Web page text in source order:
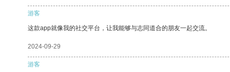
游客
这款app就像我的社交平台，让我能够与志同道合的朋友一起交流。
2024-09-29
游客